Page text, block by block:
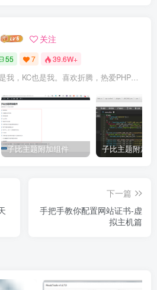
关注
55 7 39.6W+
KEKC，KE是我，KC也是我。喜欢折腾，热爱PHP及WordPress，在学go语言，专注于技术与分享，开发过程序，维护过企业网站。
子比主题附加组件
下一篇
手把手教你配置网站证书-虚
拟主机篇